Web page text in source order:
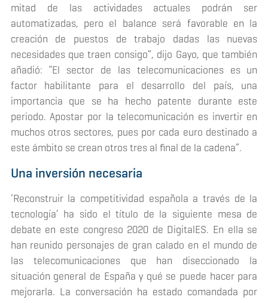
mitad de las actividades actuales podrán ser
automatizadas, pero el balance será favorable en la
creación de puestos de trabajo dadas las nuevas
necesidades que traen consigo”, dijo Gayo, que también
añadió: “El sector de las telecomunicaciones es un
factor habilitante para el desarrollo del país, una
importancia que se ha hecho patente durante este
periodo. Apostar por la telecomunicación es invertir en
muchos otros sectores, pues por cada euro destinado a
este ámbito se crean otros tres al final de la cadena”.
Una inversión necesaria
‘Reconstruir la competitividad española a través de la
tecnología’ ha sido el título de la siguiente mesa de
debate en este congreso 2020 de DigitalES. En ella se
han reunido personajes de gran calado en el mundo de
las telecomunicaciones que han diseccionado la
situación general de España y qué se puede hacer para
mejorarla. La conversación ha estado comandada por